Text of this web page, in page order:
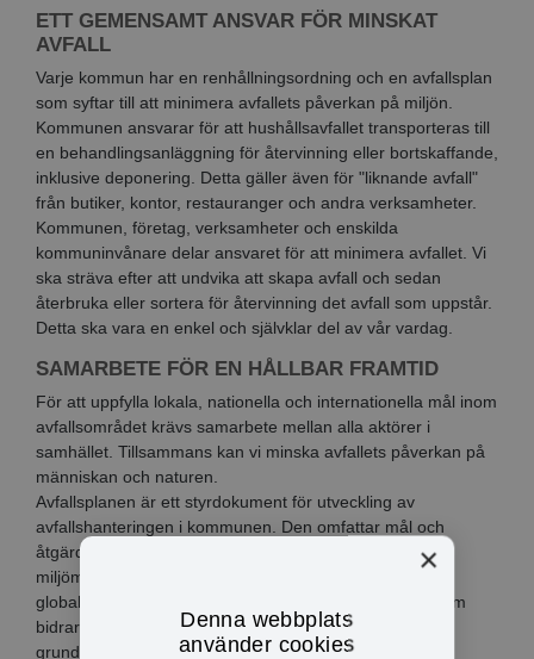
ETT GEMENSAMT ANSVAR FÖR MINSKAT
AVFALL
Varje kommun har en renhållningsordning och en avfallsplan
som syftar till att minimera avfallets påverkan på miljön.
Kommunen ansvarar för att hushållsavfallet transporteras till
en behandlingsanläggning för återvinning eller bortskaffande,
inklusive deponering. Detta gäller även för "liknande avfall"
från butiker, kontor, restauranger och andra verksamheter.
Kommunen, företag, verksamheter och enskilda
kommuninvånare delar ansvaret för att minimera avfallet. Vi
ska sträva efter att undvika att skapa avfall och sedan
återbruka eller sortera för återvinning det avfall som uppstår.
Detta ska vara en enkel och självklar del av vår vardag.
SAMARBETE FÖR EN HÅLLBAR FRAMTID
För att uppfylla lokala, nationella och internationella mål inom
avfallsområdet krävs samarbete mellan alla aktörer i
samhället. Tillsammans kan vi minska avfallets påverkan på
människan och naturen.
Avfallsplanen är ett styrdokument för utveckling av
avfallshanteringen i kommunen. Den omfattar mål och
åtgärder för hur kommunens avfallshantering ska bli
miljömässigt hållbar och tillgänglig. Planen grundar sig i
globala, nationella och lokala miljömål och strategier som
bidrar till att skapa ett hållbart samhälle ur de tre
grundpelarna ekologiskt, ekonomiskt och socialt.
×
Denna webbplats
använder cookies